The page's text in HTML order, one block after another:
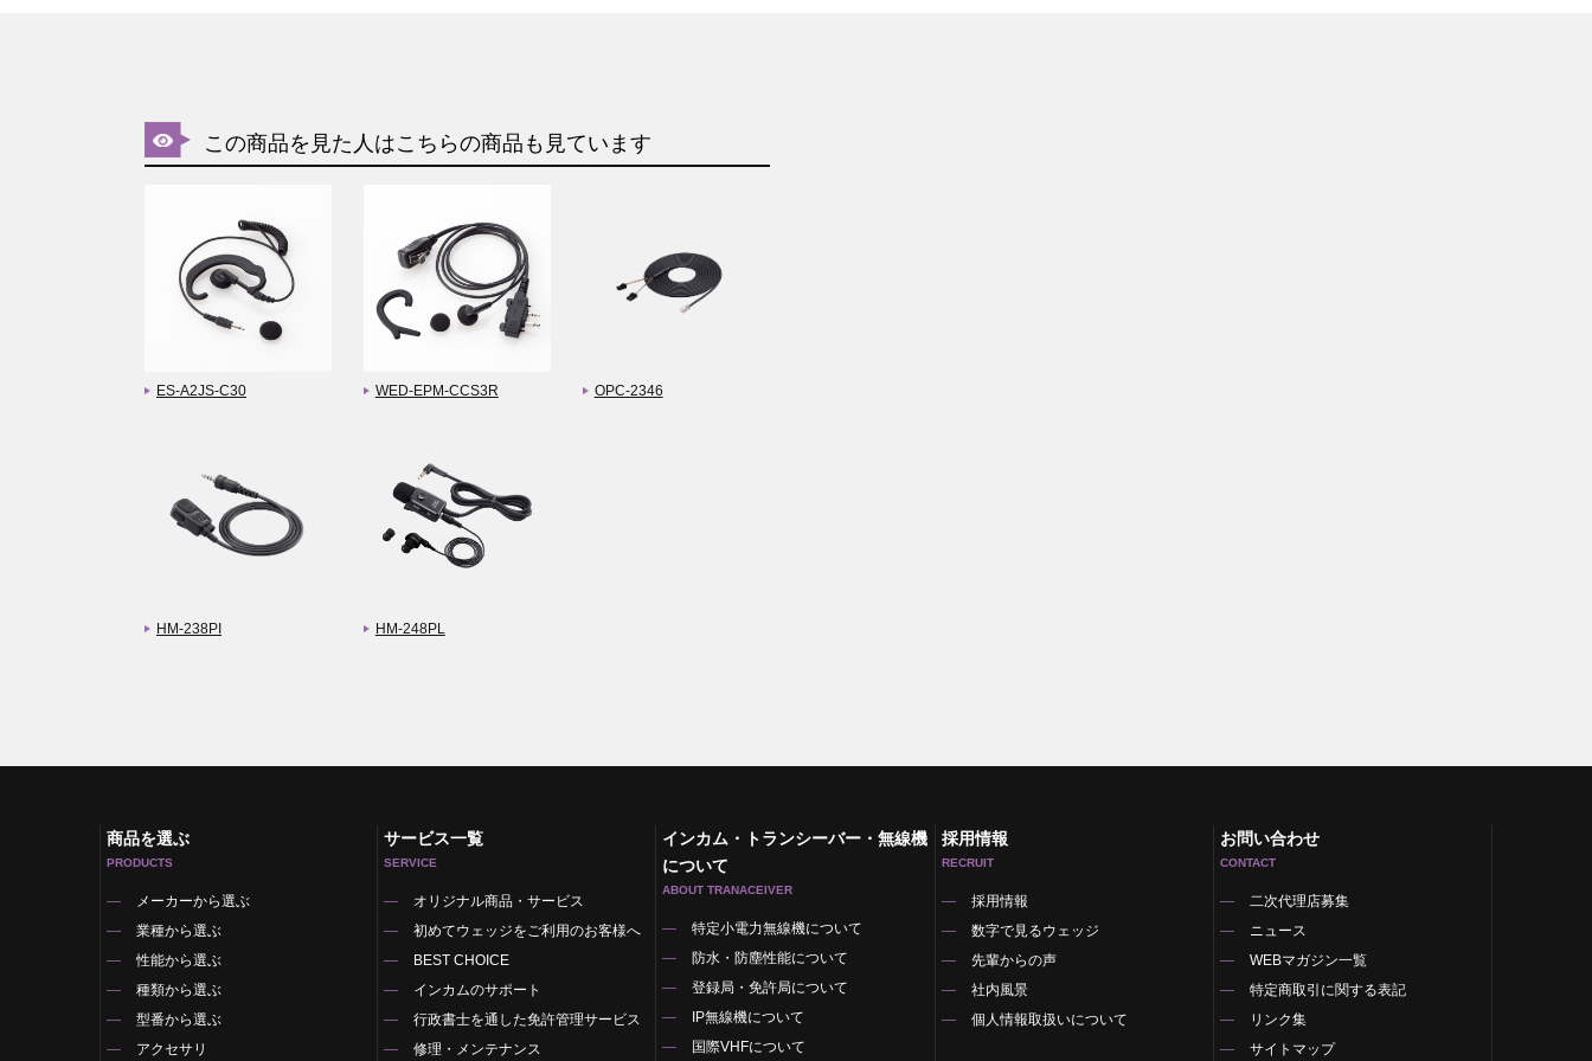
この商品を見た人はこちらの商品も見ています
ES-A2JS-C30 WED-EPM-CCS3R OPC-2346
HM-238PI HM-248PL
商品を選ぶ
PRODUCTS
メーカーから選ぶ
業種から選ぶ
性能から選ぶ
種類から選ぶ
型番から選ぶ
アクセサリ
サービス一覧
SERVICE
オリジナル商品・サービス
初めてウェッジをご利用のお客様へ
BEST CHOICE
インカムのサポート
行政書士を通した免許管理サービス
修理・メンテナンス
インカム・トランシーバー・無線機
について
ABOUT TRANACEIVER
特定小電力無線機について
防水・防塵性能について
登録局・免許局について
IP無線機について
国際VHFについて
採用情報
RECRUIT
採用情報
数字で見るウェッジ
先輩からの声
社内風景
個人情報取扱いについて
お問い合わせ
CONTACT
二次代理店募集
ニュース
WEBマガジン一覧
特定商取引に関する表記
リンク集
サイトマップ